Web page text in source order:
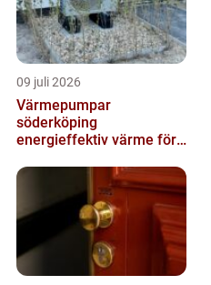
09 juli 2026
Värmepumpar
söderköping
energieffektiv värme för